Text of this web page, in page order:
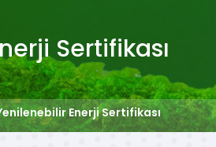
Sertifikası
Enerji Sertifikası